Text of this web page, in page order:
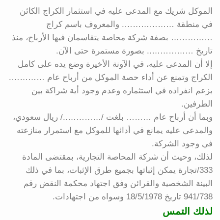
الموكل شريك مع المدعى عليه في استثمار الكراج الكائن
في منطقة ………………. والمعروف باسم كراج
…………… بصفة شركة محاصة يتقاسمان فيها الأرباح، منذ
تاريخ …………….. بصورة مستمرة حتى الآن.
إلا أن المدعى عليه، في الآونة الأخيرة وضع يده على كامل
الكراج وتمنع عن أداء حصة الموكل من أرباح عام ………….
بزعم انفراده في استثماره وعدم وجود أية شراكة بين
الطرفين.
وبما أن أرباح عام ……… بلغت /…………../ ريال سعودي،
والمدعى عليه يمانع في أدائها للموكل مع استمرار منازعته
في وجود الشركة.
لذلك، وحيث أن شركة المحاصة التجارية، بمقتضى المادة
333/تجارة يمكن إثباتها بجميع طرق الإثبات، بما في ذلك
البينة الشخصية والقرائن وفق اجتهاد محكمة النقض رقم
941/738 تاريخ 18/5/1978 وسواه من اجتهادات.
لذلك التمس